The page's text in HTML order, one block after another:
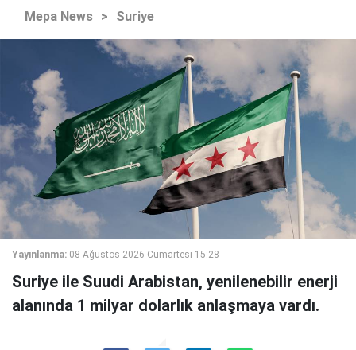
Mepa News > Suriye
Yayınlanma: 08 Ağustos 2026 Cumartesi 15:28
Suriye ile Suudi Arabistan, yenilenebilir enerji
alanında 1 milyar dolarlık anlaşmaya vardı.